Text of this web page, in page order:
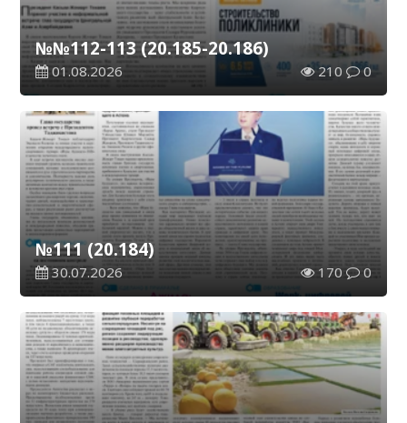
№№112-113 (20.185-20.186)
01.08.2026 210 0
№111 (20.184)
30.07.2026 170 0